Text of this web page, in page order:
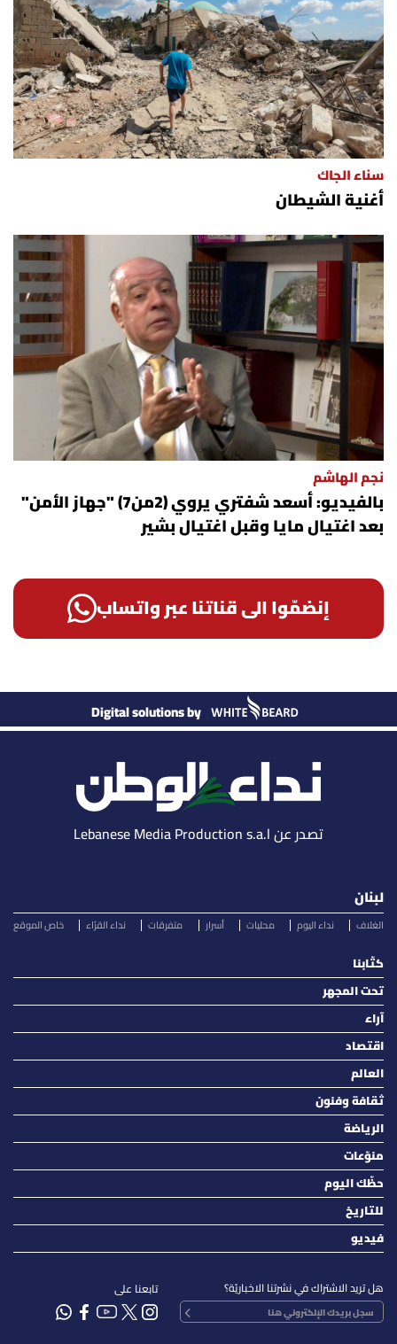
سناء الجاك
أغنية الشيطان
نجم الهاشم
بالفيديو: أسعد شفتري يروي (2من7) "جهاز الأمن"
بعد اغتيال مايا وقبل اغتيال بشير
إنضمّوا الى قناتنا عبر واتساب
Digital solutions by
تصدر عن Lebanese Media Production s.a.l
لبنان
الغلاف نداء اليوم محليات أسرار متفرقات نداء القرّاء خاص الموقع
كتّابنا
تحت المجهر
آراء
اقتصاد
العالم
ثقافة وفنون
الرياضة
منوّعات
حظّك اليوم
للتاريخ
فيديو
هل تريد الاشتراك في نشرتنا الاخباريّة؟ تابعنا على